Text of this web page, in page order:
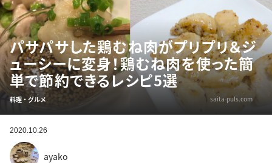
パサパサした鶏むね肉がプリプリ＆ジ
ューシーに変身！鶏むね肉を使った簡
単で節約できるレシピ5選
料理・グルメ saita-puls.com
2020.10.26
ayako